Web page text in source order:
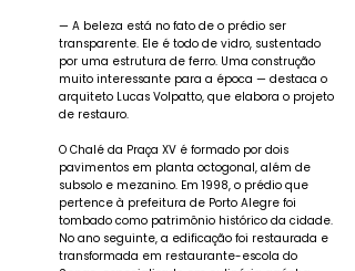
— A beleza está no fato de o prédio ser
transparente. Ele é todo de vidro, sustentado
por uma estrutura de ferro. Uma construção
muito interessante para a época — destaca o
arquiteto Lucas Volpatto, que elabora o projeto
de restauro.
O Chalé da Praça XV é formado por dois
pavimentos em planta octogonal, além de
subsolo e mezanino. Em 1998, o prédio que
pertence à prefeitura de Porto Alegre foi
tombado como patrimônio histórico da cidade.
No ano seguinte, a edificação foi restaurada e
transformada em restaurante-escola do